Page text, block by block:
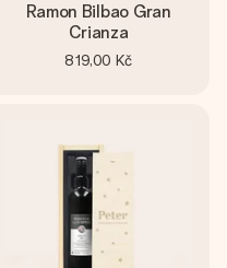
Ramon Bilbao Gran
Crianza
819,00 Kč